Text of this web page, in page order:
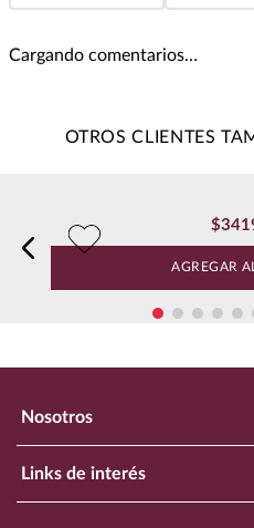
Cargando comentarios…
OTROS CLIENTES
$
AGREGAR
Nosotros
Nuestra Empresa
Links de interés